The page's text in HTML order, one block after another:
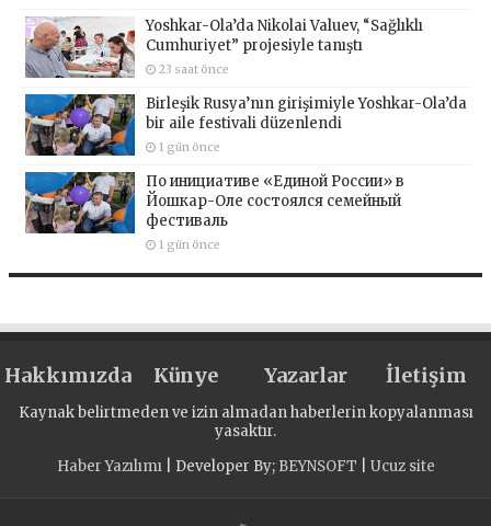
Yoshkar-Ola’da Nikolai Valuev, “Sağlıklı
Cumhuriyet” projesiyle tanıştı
23 saat önce
Birleşik Rusya’nın girişimiyle Yoshkar-Ola’da
bir aile festivali düzenlendi
1 gün önce
По инициативе «Единой России» в
Йошкар-Оле состоялся семейный
фестиваль
1 gün önce
Hakkımızda Künye Yazarlar İletişim
Kaynak belirtmeden ve izin almadan haberlerin kopyalanması
yasaktır.
Haber Yazılımı| Developer By; BEYNSOFT Ucuz site